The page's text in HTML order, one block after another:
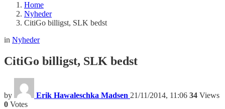
Home
Nyheder
CitiGo billigst, SLK bedst
in Nyheder
CitiGo billigst, SLK bedst
by Erik Hawaleschka Madsen 21/11/2014, 11:06 34 Views
0 Votes